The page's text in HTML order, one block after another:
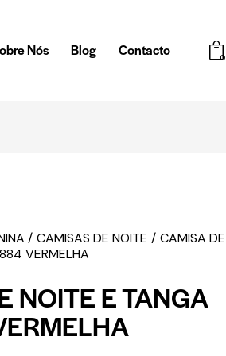
Nós Blog Contacto 0
CAMISAS DE NOITE
CAMISA DE
VERMELHA
NOITE E TANGA